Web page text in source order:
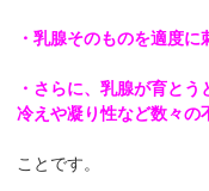
・乳腺そのものを適度に
・さらに、乳腺が育とう
冷えや凝り性など数々の
ことです。